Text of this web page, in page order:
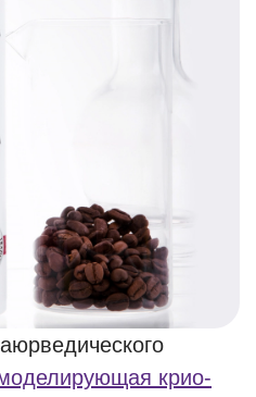
крио-